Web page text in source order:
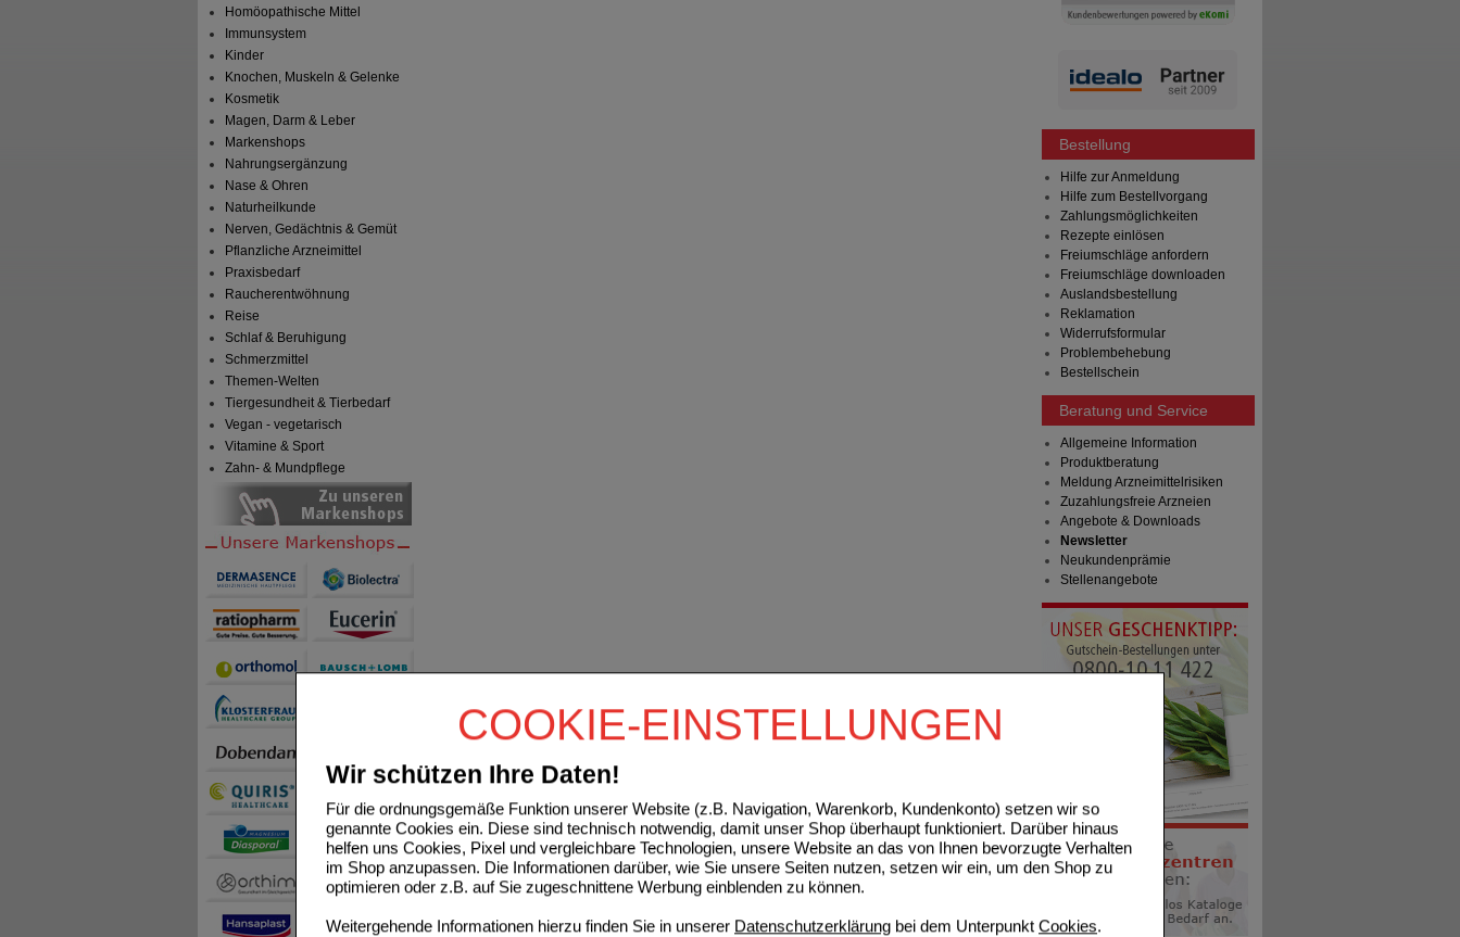
COOKIE-EINSTELLUNGEN
Wir schützen Ihre Daten!
Für die ordnungsgemäße Funktion unserer Website (z.B. Navigation, Warenkorb, Kundenkonto) setzen wir so
genannte Cookies ein. Diese sind technisch notwendig, damit unser Shop überhaupt funktioniert. Darüber hinaus
helfen uns Cookies, Pixel und vergleichbare Technologien, unsere Website an das von Ihnen bevorzugte Verhalten
im Shop anzupassen. Die Informationen darüber, wie Sie unsere Seiten nutzen, setzen wir ein, um den Shop zu
optimieren oder z.B. auf Sie zugeschnittene Werbung einblenden zu können.
Weitergehende Informationen hierzu finden Sie in unserer Datenschutzerklärung bei dem Unterpunkt Cookies.
Homöopathische Mittel
Immunsystem
Kinder
Knochen, Muskeln & Gelenke
Kosmetik
Magen, Darm & Leber
Markenshops
Nahrungsergänzung
Nase & Ohren
Naturheilkunde
Nerven, Gedächtnis & Gemüt
Pflanzliche Arzneimittel
Praxisbedarf
Raucherentwöhnung
Reise
Schlaf & Beruhigung
Schmerzmittel
Themen-Welten
Tiergesundheit & Tierbedarf
Vegan - vegetarisch
Vitamine & Sport
Zahn- & Mundpflege
Bestellung
Hilfe zur Anmeldung
Hilfe zum Bestellvorgang
Zahlungsmöglichkeiten
Rezepte einlösen
Freiumschläge anfordern
Freiumschläge downloaden
Auslandsbestellung
Reklamation
Widerrufsformular
Problembehebung
Bestellschein
Beratung und Service
Allgemeine Information
Produktberatung
Meldung Arzneimittelrisiken
Zuzahlungsfreie Arzneien
Angebote & Downloads
Newsletter
Neukundenprämie
Stellenangebote